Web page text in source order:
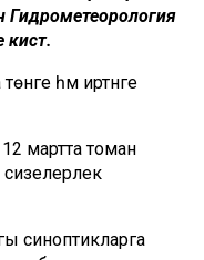
Гидрометеорология
һәм иртәнге
мартта томан
сизелерлек
синоптикларга